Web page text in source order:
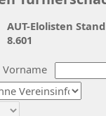
Vorname
AUT-Elolisten
8.601